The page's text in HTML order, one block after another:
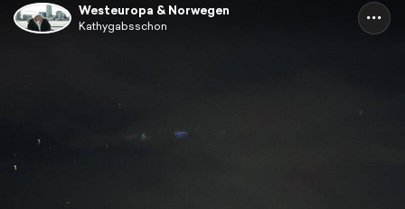
Westeuropa & Norwegen
Kathygabsschon